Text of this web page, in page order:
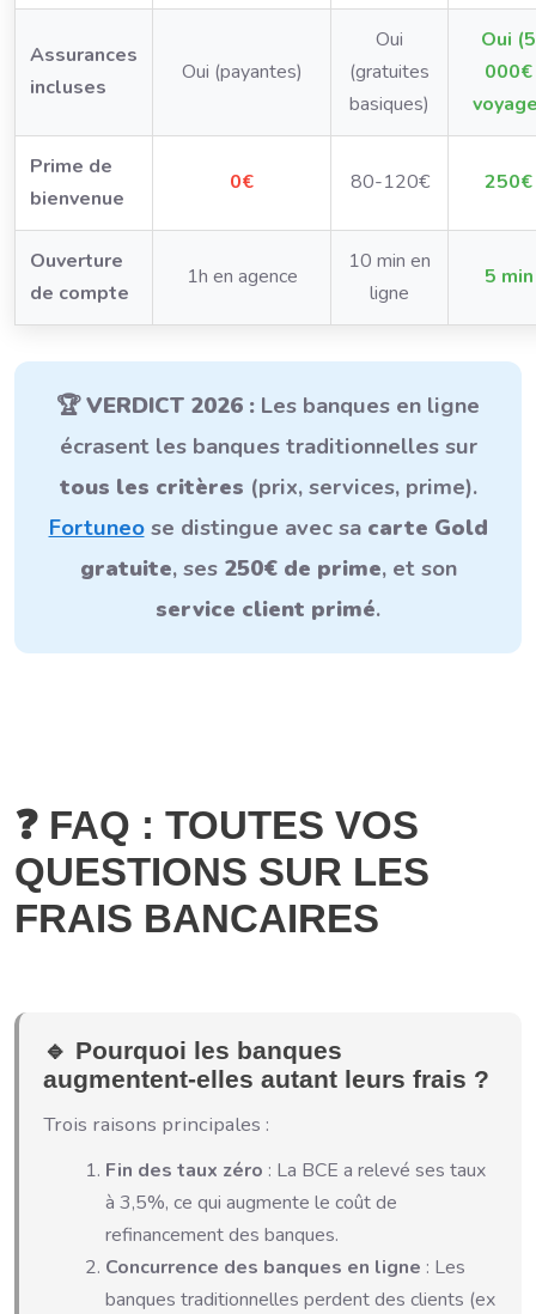
Assurances
incluses
Oui (payantes)
Oui
(gratuites
basiques)
Oui (5
000€
Prime de
bienvenue
0€ 80-120€ 250€
Ouverture
de compte
1h en agence
10 min en
ligne
5 min
🏆VERDICT 2026 : Les banques en ligne
écrasent les banques traditionnelles sur
tous les critères (prix, services, prime).
Fortuneose distingue avec sa carte Gold
gratuite, ses 250€ de prime, et son
service client primé.
❓ FAQ : TOUTES VOS
QUESTIONS SUR LES
FRAIS BANCAIRES
🔹 Pourquoi les banques
augmentent-elles autant leurs frais ?
Trois raisons principales :
Fin des taux zéro : La BCE a relevé ses taux
à 3,5%, ce qui augmente le coût de
refinancement des banques.
Concurrence des banques en ligne : Les
banques traditionnelles perdent des clients (ex